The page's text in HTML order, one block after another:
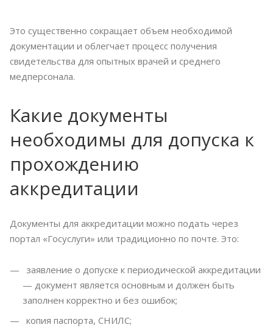
Это существенно сокращает объем необходимой
документации и облегчает процесс получения
свидетельства для опытных врачей и среднего
медперсонала.
Какие документы
необходимы для допуска к
прохождению
аккредитации
Документы для аккредитации можно подать через
портал «Госуслуги» или традиционно по почте. Это:
заявление о допуске к периодической аккредитации
— документ является основным и должен быть
заполнен корректно и без ошибок;
копия паспорта, СНИЛС;